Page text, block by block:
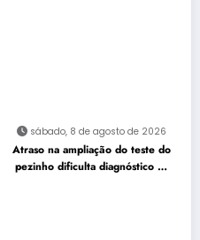
sábado, 8 de agosto de 2026
Atraso na ampliação do teste do
pezinho dificulta diagnóstico da